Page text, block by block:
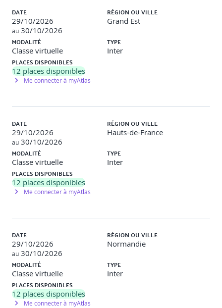
DATE
29/10/2026
au 30/10/2026
RÉGION OU VILLE
Grand Est
MODALITÉ
Classe virtuelle
TYPE
Inter
PLACES DISPONIBLES
12 places disponibles
Me connecter à myAtlas
DATE
29/10/2026
au 30/10/2026
RÉGION OU VILLE
Hauts-de-France
MODALITÉ
Classe virtuelle
TYPE
Inter
PLACES DISPONIBLES
12 places disponibles
Me connecter à myAtlas
DATE
29/10/2026
au 30/10/2026
RÉGION OU VILLE
Normandie
MODALITÉ
Classe virtuelle
TYPE
Inter
PLACES DISPONIBLES
12 places disponibles
Me connecter à myAtlas